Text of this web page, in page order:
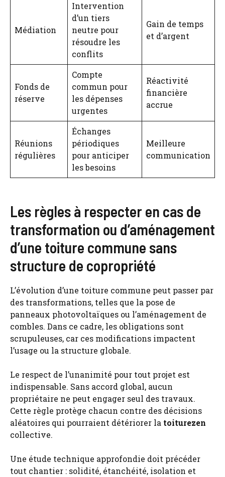
Médiation
Intervention
d’un tiers
neutre pour
résoudre les
conflits
Gain de temps
et d’argent
Fonds de
réserve
Compte
commun pour
les dépenses
urgentes
Réactivité
financière
accrue
Réunions
régulières
Échanges
périodiques
pour anticiper
les besoins
Meilleure
communication
Les règles à respecter en cas de
transformation ou d’aménagement
d’une toiture commune sans
structure de copropriété
L’évolution d’une toiture commune peut passer par
des transformations, telles que la pose de
panneaux photovoltaïques ou l’aménagement de
combles. Dans ce cadre, les obligations sont
scrupuleuses, car ces modifications impactent
l’usage ou la structure globale.
Le respect de l’unanimité pour tout projet est
indispensable. Sans accord global, aucun
propriétaire ne peut engager seul des travaux.
Cette règle protège chacun contre des décisions
aléatoires qui pourraient détériorer la toiturezen
collective.
Une étude technique approfondie doit précéder
tout chantier : solidité, étanchéité, isolation et